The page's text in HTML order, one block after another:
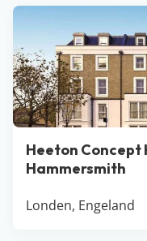
ook als de beste in
drukke winkelstraten
raken. Over een
Nederland
waard om te
Heeton Concept
Hammersmith
Londen, Engeland